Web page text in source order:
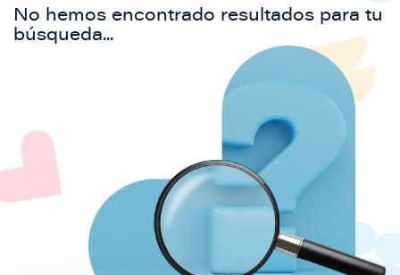
No hemos encontrado resultados para tu
búsqueda...